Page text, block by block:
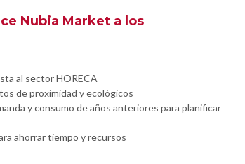
Nubia Market a los
al sector HORECA
de proximidad y ecológicos
y consumo de años anteriores para planificar
ahorrar tiempo y recursos